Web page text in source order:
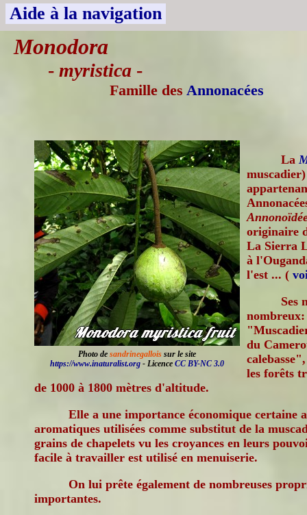
Aide à la navigation
Monodora
- myristica -
Famille des Annonacées
Photo de sandrinegallois sur le site
https://www.inaturalist.org - Licence CC BY-NC 3.0
La
muscadier)
originaire
La Sierra
à
l'est ... (
Ses
du
les forêts
de 1000 à 1800 mètres d'altitude.
Elle a une importance économique certaine
aromatiques utilisées comme substitut de la
grains de chapelets vu les croyances en leurs
facile à travailler est utilisé en menuiserie.
On lui prête également de nombreuses
importantes.